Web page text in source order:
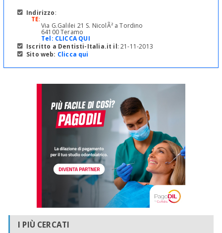
Indirizzo:
TE:
Via G.Galilei 21 S. NicolÃ² a Tordino
64100 Teramo
Tel: CLICCA QUI
Iscritto a Dentisti-Italia.it il: 21-11-2013
Sito web: Clicca qui
I PIÙ CERCATI